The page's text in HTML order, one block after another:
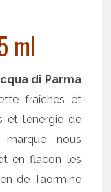
ml
di Parma
fraîches et
et l’énergie de
nous
en flacon les
de Taormine